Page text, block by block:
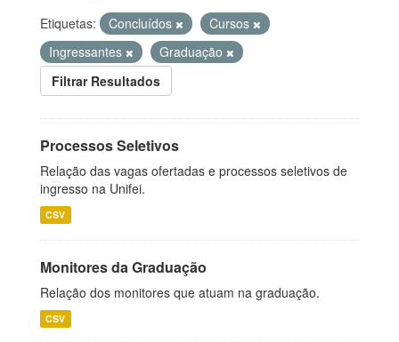
Etiquetas: Concluídos
Cursos
Ingressantes
Graduação
Filtrar Resultados
Processos Seletivos
Relação das vagas ofertadas e processos seletivos de
ingresso na Unifei.
CSV
Monitores da Graduação
Relação dos monitores que atuam na graduação.
CSV